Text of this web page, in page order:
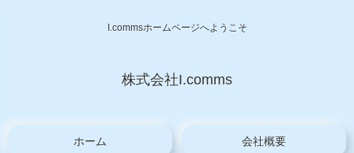
I.commsホームページへようこそ
株式会社I.comms
ホーム 会社概要